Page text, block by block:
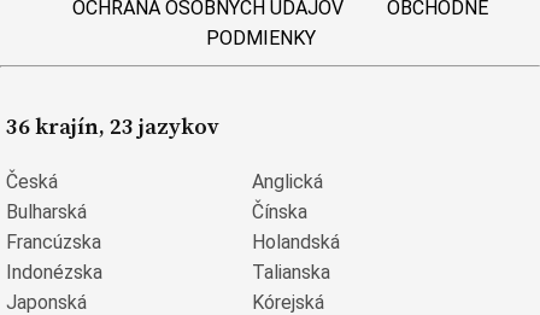
OCHRANA OSOBNÝCH ÚDAJOV
OBCHODNÉ
PODMIENKY
36 krajín, 23 jazykov
Česká
Anglická
Bulharská
Čínska
Francúzska
Holandská
Indonézska
Talianska
Japonská
Kórejská